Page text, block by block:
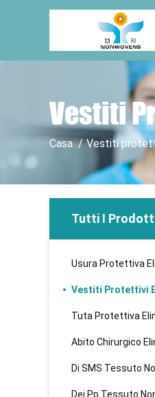
Vestiti
Casa / Vestiti
Tutti I
Usura Protettiva
Vestiti Protettivi
Tuta Protettiva
Abito Chirurgico
Di SMS Tessuto
Dei Pp Tessuto